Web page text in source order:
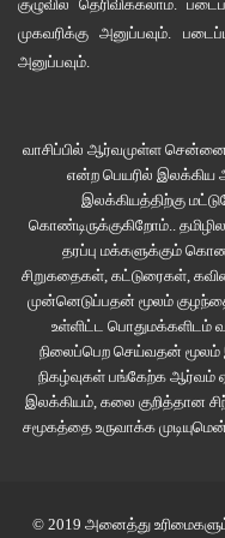
கோபத்தையும், வெறுப்பையும்
விட்டனர். அந்த உணர்வுகளை
இந்த சோசியல் மீடியா
வரும்போது மட்டுமே,
ஆரம்பிக்கின்றோம். அந்த
தன்னைத் தொலைத்தவர்கள்
உண்மையில் திறமை வைத்து
ஒரு தளம், அதை வைத்து
வேலை செய்ய வேண்டும்.
வெற்றியை, பதவியை,
குழுவில் தெரிவிக்கலாம்.
முகவரிக்கு அனுப்பவும்.
அனுப்பவும்.
வாசிப்பில் ஆர்வமுள்ள
என்ற பெயரில் இலக்கிய
இலக்கியத்திற்கு
கொண்டிருக்குகிறோம்..
தரப்பு மக்களுக்கும்
சிறுகதைகள், கட்டுரைகள்,
முன்னெடுப்பதன் மூலம்
உள்ளிட்ட பொதுமக்களிடம்
நிலைப்பெற செய்வதன் மூலம்
நிகழ்வுகள் பங்கேற்க ஆர்வம்
இலக்கியம், கலை குறித்தான
சமூகத்தை உருவாக்க
© 2019 அனைத்து